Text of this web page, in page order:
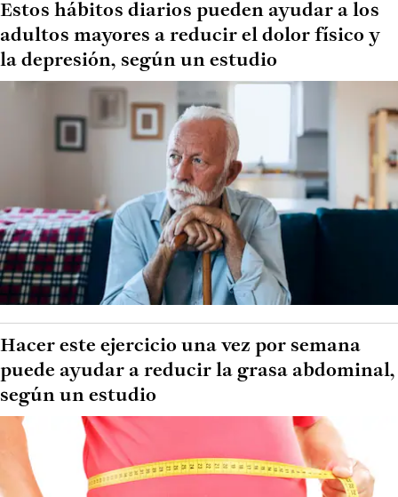
Estos hábitos diarios pueden ayudar a los
adultos mayores a reducir el dolor físico y
la depresión, según un estudio
Hacer este ejercicio una vez por semana
puede ayudar a reducir la grasa abdominal,
según un estudio